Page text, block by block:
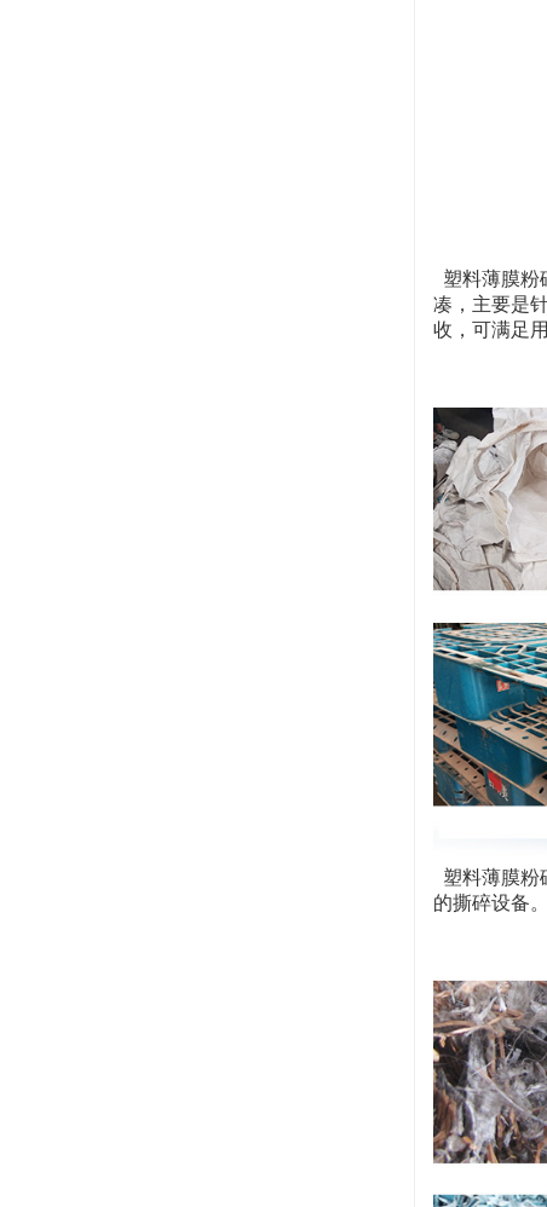
塑料薄膜粉
凑，主要是
收，可满足
塑料薄膜粉
的撕碎设备